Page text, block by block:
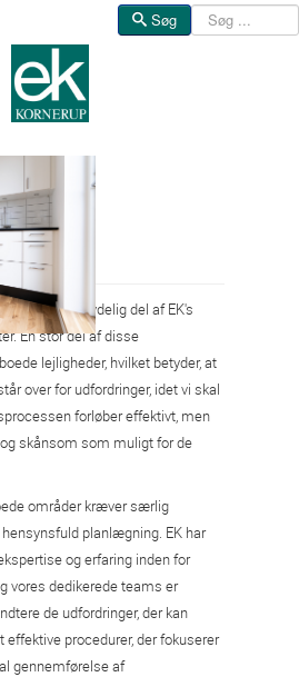
Søg Søg
udgør en betydelig del af EK's
En stor del af disse
lejligheder, hvilket betyder, at
over for udfordringer, idet vi skal
forløber effektivt, men
skånsom som muligt for de
områder kræver særlig
planlægning. EK har
og erfaring inden for
vores dedikerede teams er
de udfordringer, der kan
effektive procedurer, der fokuserer
gennemførelse af